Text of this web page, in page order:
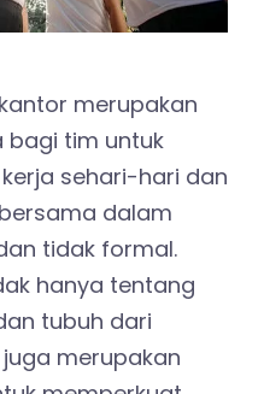
merupakan
bagi tim untuk
sehari-hari dan
dalam
tidak formal.
hanya tentang
tubuh dari
merupakan